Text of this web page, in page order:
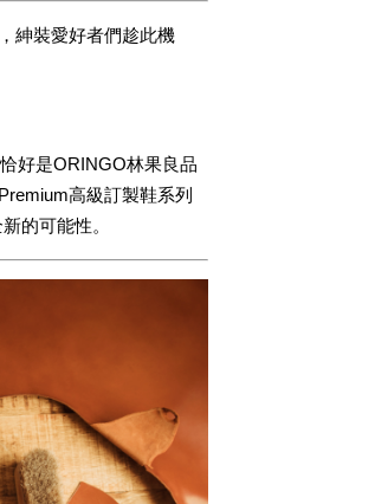
紳裝愛好者們趁此機
好是ORINGO林果良品
高級訂製鞋系列
的可能性。